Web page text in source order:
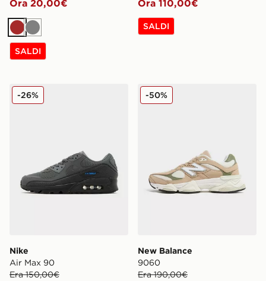
Ora 20,00€
Marrone
Grigio
SALDI
Ora 110,00€
SALDI
Nike Air Max 90
Nike
Air Max 90
Era 150,00€
-26% New Balance 9060
New Balance
9060
Era 190,00€
-50%